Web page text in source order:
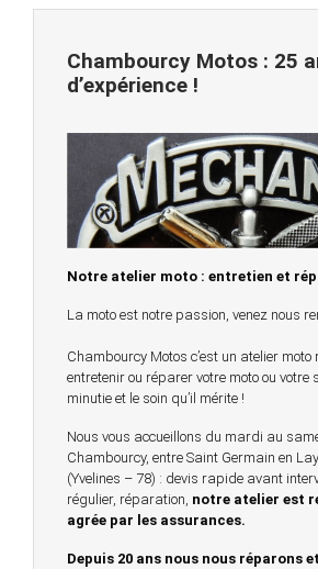
Chambourcy Motos : 25
d’expérience !
Notre atelier moto : entretien et
La moto est notre passion, venez nous
Chambourcy Motos c’est un atelier moto
entretenir ou réparer votre moto ou votre
minutie et le soin qu’il mérite !
Nous vous accueillons du mardi au
Chambourcy, entre Saint Germain en
(Yvelines – 78) : devis rapide avant
régulier, réparation, notre atelier est
agrée par les assurances.
Depuis 20 ans nous nous réparons